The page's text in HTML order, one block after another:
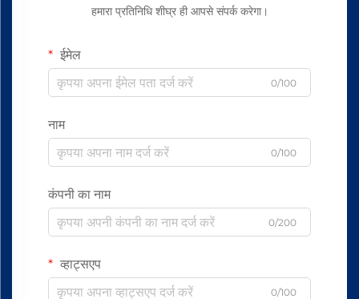
हमारा प्रतिनिधि शीघ्र ही आपसे संपर्क करेगा।
ईमेल
0/100
नाम
0/100
कंपनी का नाम
0/200
व्हाट्सएप
0/100